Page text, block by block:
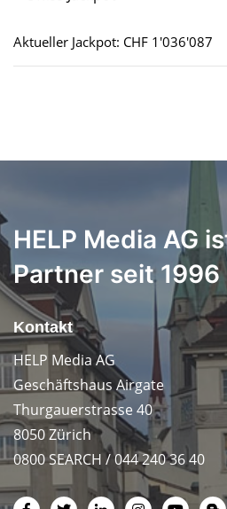
Aktueller Jackpot: CHF 1'036'087
HELP Media AG
Partner seit 1996
Kontakt
HELP Media AG
Geschäftshaus Airgate
Thurgauerstrasse 40
8050 Zürich
0800 SEARCH / 044 240 36 40